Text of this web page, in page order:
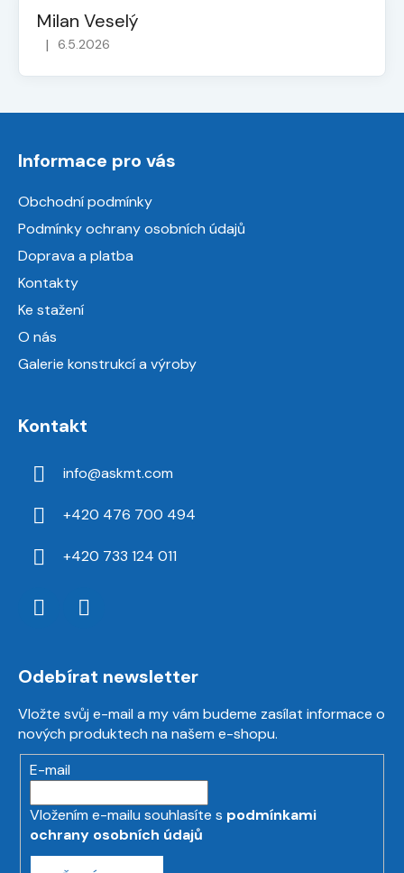
Milan Veselý
Hodnocení obchodu je 5 z 5 hvězdiček.
| 6.5.2026
Informace pro vás
Obchodní podmínky
Podmínky ochrany osobních údajů
Doprava a platba
Kontakty
Ke stažení
O nás
Galerie konstrukcí a výroby
Kontakt
info@askmt.com
+420 476 700 494
+420 733 124 011
Odebírat newsletter
Vložte svůj e-mail a my vám budeme zasílat informace o
nových produktech na našem e-shopu.
E-mail
Vložením e-mailu souhlasíte s podmínkami
ochrany osobních údajů